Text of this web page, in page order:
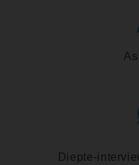
Diepte-